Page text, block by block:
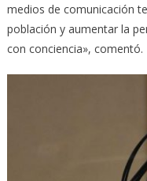
medios de comunicación
población y aumentar la
con conciencia», comentó.